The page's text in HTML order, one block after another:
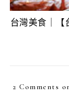
台灣美食｜【
2 Comments